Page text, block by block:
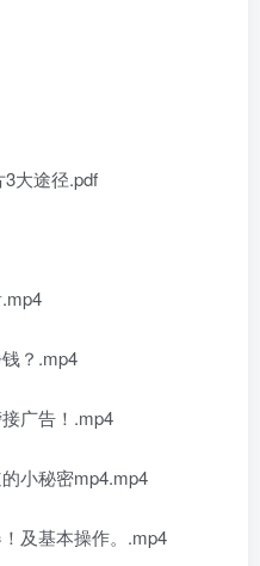
大途径.pdf
？.mp4
广告！.mp4
小秘密mp4.mp4
及基本操作。.mp4